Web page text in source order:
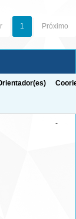
1 Próximo
-